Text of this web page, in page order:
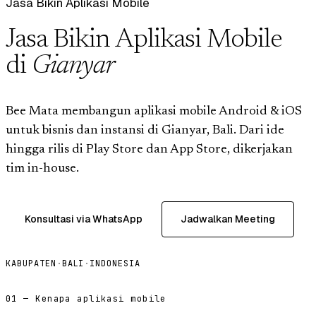
Jasa Bikin Aplikasi Mobile
di Gianyar
Bee Mata membangun aplikasi mobile Android & iOS
untuk bisnis dan instansi di Gianyar, Bali. Dari ide
hingga rilis di Play Store dan App Store, dikerjakan
tim in-house.
Konsultasi via WhatsApp Jadwalkan Meeting
KABUPATEN ·BALI · INDONESIA
01 — Kenapa aplikasi mobile